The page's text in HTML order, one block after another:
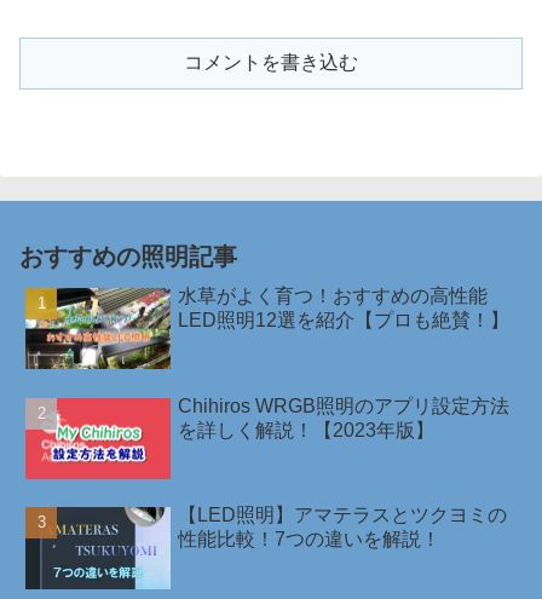
コメントを書き込む
おすすめの照明記事
水草がよく育つ！おすすめの高性能
LED照明12選を紹介【プロも絶賛！】
Chihiros WRGB照明のアプリ設定方法
を詳しく解説！【2023年版】
【LED照明】アマテラスとツクヨミの
性能比較！7つの違いを解説！